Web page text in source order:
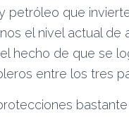
petróleo que
el nivel actual de
hecho de que se
entre los tres